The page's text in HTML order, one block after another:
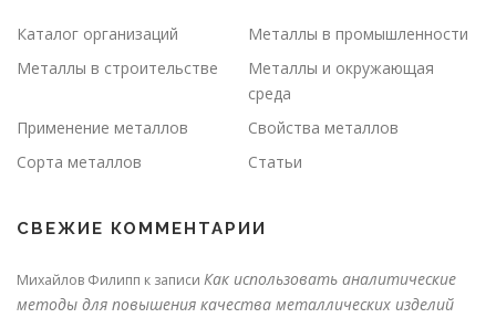
Каталог организаций
Металлы в промышленности
Металлы в строительстве
Металлы и окружающая
среда
Применение металлов
Свойства металлов
Сорта металлов
Статьи
СВЕЖИЕ КОММЕНТАРИИ
Михайлов Филипп к записи Как использовать аналитические
методы для повышения качества металлических изделий